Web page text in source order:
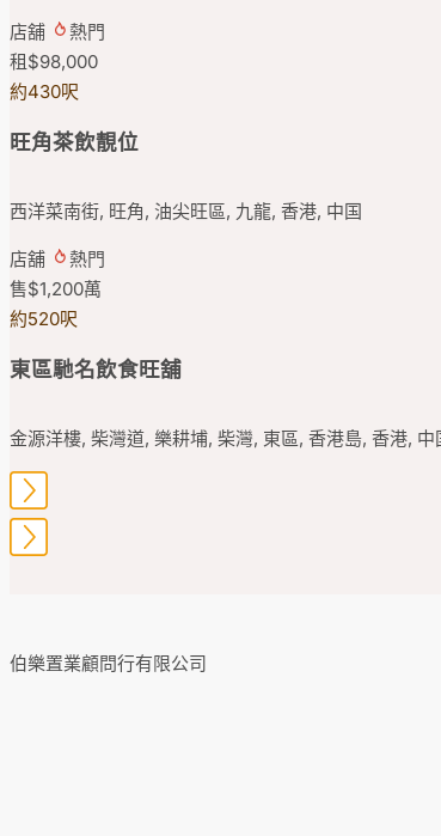
店舖
熱門
租$98,000
約430呎
旺角茶飲靚位
西洋菜南街, 旺角, 油尖旺區, 九龍, 香港, 中国
店舖
熱門
售$1,200萬
約520呎
東區馳名飲食旺舖
金源洋樓, 柴灣道, 樂耕埔, 柴灣, 東區, 香港島, 香港, 中
伯樂置業顧問行有限公司